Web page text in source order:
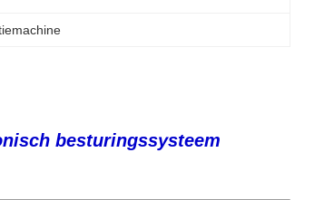
besturingssysteem